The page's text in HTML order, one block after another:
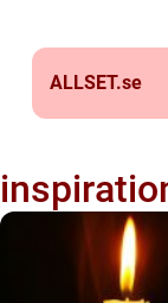
ALLSET.se